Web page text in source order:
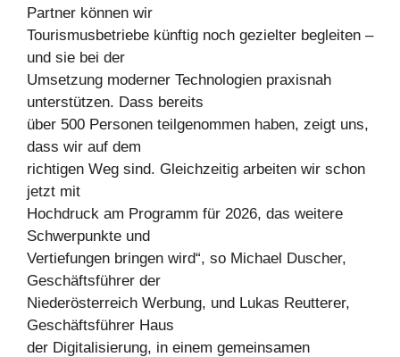
Partner können wir
Tourismusbetriebe künftig noch gezielter begleiten –
und sie bei der
Umsetzung moderner Technologien praxisnah
unterstützen. Dass bereits
über 500 Personen teilgenommen haben, zeigt uns,
dass wir auf dem
richtigen Weg sind. Gleichzeitig arbeiten wir schon
jetzt mit
Hochdruck am Programm für 2026, das weitere
Schwerpunkte und
Vertiefungen bringen wird“, so Michael Duscher,
Geschäftsführer der
Niederösterreich Werbung, und Lukas Reutterer,
Geschäftsführer Haus
der Digitalisierung, in einem gemeinsamen